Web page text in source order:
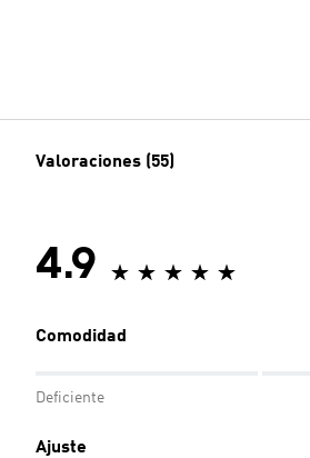
Valoraciones (55)
4.9
Comodidad
Deficiente
Ajuste